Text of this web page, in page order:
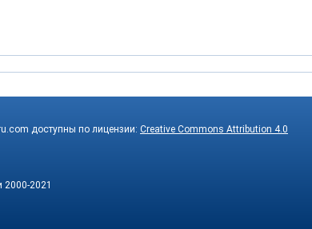
доступны по лицензии: Creative Commons Attribution 4.0
2000-2021